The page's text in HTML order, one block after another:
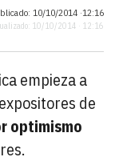
10/10/2014 ·12:16
10/10/2014 · 12:16
empieza a
de
optimismo